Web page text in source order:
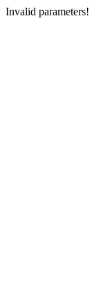
Invalid parameters!